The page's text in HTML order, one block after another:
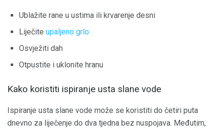
Ublažite rane u ustima ili krvarenje desni
Liječite upaljeno grlo
Osvježiti dah
Otpustite i uklonite hranu
Kako koristiti ispiranje usta slane vode
Ispiranje usta slane vode može se koristiti do četiri puta
dnevno za liječenje do dva tjedna bez nuspojava. Međutim,